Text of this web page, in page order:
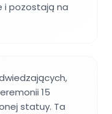
i pozostają na
15
statuy. Ta